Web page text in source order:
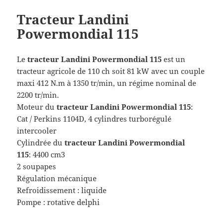
Tracteur Landini
Powermondial 115
Letracteur Landini Powermondial 115 est un
tracteur agricole de 110 ch soit 81 kW avec un couple
maxi 412 N.m à 1350 tr/min, un régime nominal de
2200 tr/min.
Moteur dutracteur Landini Powermondial 115:
Cat / Perkins 1104D, 4 cylindres turborégulé
intercooler
Cylindrée dutracteur Landini Powermondial
115: 4400 cm3
2 soupapes
Régulation mécanique
Refroidissement : liquide
Pompe : rotative delphi